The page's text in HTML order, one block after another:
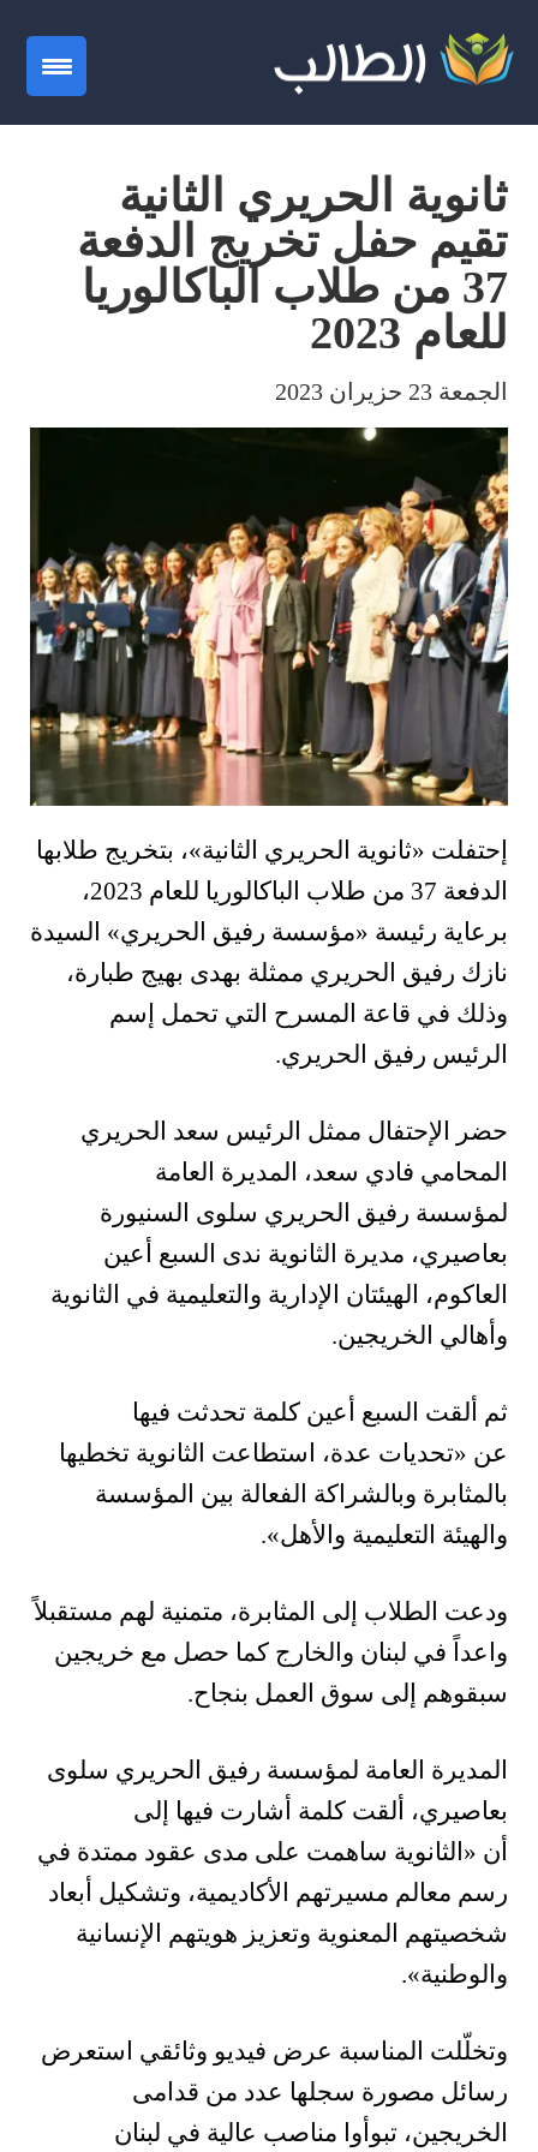
ثانوية الحريري الثانية
تقيم حفل تخريج الدفعة
37 من طلاب الباكالوريا
للعام 2023
الجمعة 23 حزيران 2023
إحتفلت «ثانوية الحريري الثانية»، بتخريج طلابها
الدفعة 37 من طلاب الباكالوريا للعام 2023،
برعاية رئيسة «مؤسسة رفيق الحريري» السيدة
نازك رفيق الحريري ممثلة بهدى بهيج طبارة،
وذلك في قاعة المسرح التي تحمل إسم
الرئيس رفيق الحريري.
حضر الإحتفال ممثل الرئيس سعد الحريري
المحامي فادي سعد، المديرة العامة
لمؤسسة رفيق الحريري سلوى السنيورة
بعاصيري، مديرة الثانوية ندى السبع أعين
العاكوم، الهيئتان الإدارية والتعليمية في الثانوية
وأهالي الخريجين.
ثم ألقت السبع أعين كلمة تحدثت فيها
عن «تحديات عدة، استطاعت الثانوية تخطيها
بالمثابرة وبالشراكة الفعالة بين المؤسسة
والهيئة التعليمية والأهل»
.
ودعت الطلاب إلى المثابرة، متمنية لهم مستقبلاً
واعداً في لبنان والخارج كما حصل مع خريجين
سبقوهم إلى سوق العمل بنجاح.
المديرة العامة لمؤسسة رفيق الحريري سلوى
بعاصيري، ألقت كلمة أشارت فيها إلى
أن « الثانوية ساهمت على مدى عقود ممتدة في
رسم معالم مسيرتهم الأكاديمية، وتشكيل أبعاد
شخصيتهم المعنوية وتعزيز هويتهم الإنسانية
والوطنية»
.
وتخلّلت المناسبة عرض فيديو وثائقي استعرض
رسائل مصورة سجلها عدد من قدامى
الخريجين، تبوأوا مناصب عالية في لبنان